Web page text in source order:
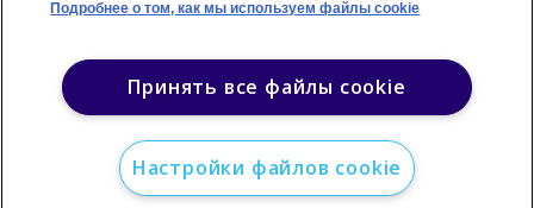
Подробнее о том, как мы используем файлы cookie
Принять все файлы cookie
Настройки файлов cookie